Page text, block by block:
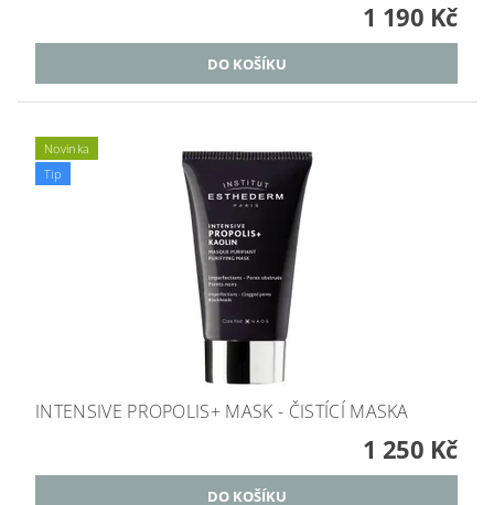
1 190 Kč
Novinka
Tip
INTENSIVE PROPOLIS+ MASK - ČISTÍCÍ MASKA
1 250 Kč